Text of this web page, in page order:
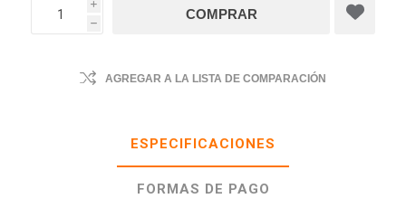
i
h
AGREGAR A LA LISTA DE COMPARACIÓN
ESPECIFICACIONES
FORMAS DE PAGO